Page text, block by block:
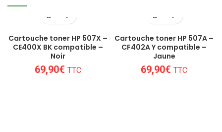
Cartouche toner HP 507X –
CE400X BK compatible –
Noir
69,90€ TTC
Cartouche toner HP 507A –
CF402A Y compatible –
Jaune
69,90€ TTC